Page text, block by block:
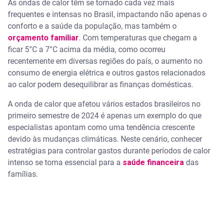
Aumento no consumo de energia elétrica
Sem título
Elevação nos preços de alimentos
Sem título
Gastos com hidratação e refrigeração
Sem título
Custos com saúde
As ondas de calor têm se tornado cada vez mais
frequentes e intensas no Brasil, impactando não apenas o
conforto e a saúde da população, mas também o
orçamento familiar. Com temperaturas que chegam a
ficar 5°C a 7°C acima da média, como ocorreu
recentemente em diversas regiões do país, o aumento no
consumo de energia elétrica e outros gastos relacionados
ao calor podem desequilibrar as finanças domésticas.
A onda de calor que afetou vários estados brasileiros no
primeiro semestre de 2024 é apenas um exemplo do que
especialistas apontam como uma tendência crescente
devido às mudanças climáticas. Neste cenário, conhecer
estratégias para controlar gastos durante períodos de calor
intenso se torna essencial para a saúde financeira das
famílias.